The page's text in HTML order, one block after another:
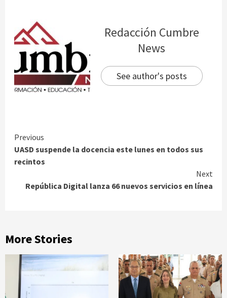
Redacción Cumbre
News
See author's posts
Continue
Reading
Previous
UASD suspende la docencia este lunes en todos sus
recintos
Next
República Digital lanza 66 nuevos servicios en línea
More Stories